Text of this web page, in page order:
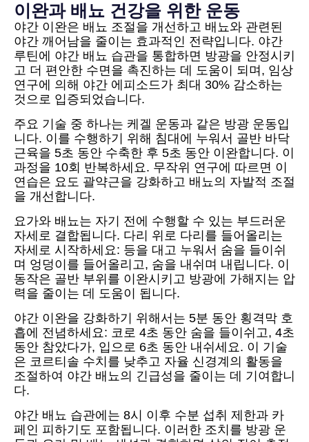
이완과 배뇨 건강을 위한 운동
야간 이완은 배뇨 조절을 개선하고 배뇨와 관련된
야간 깨어남을 줄이는 효과적인 전략입니다. 야간
루틴에 야간 배뇨 습관을 통합하면 방광을 안정시키
고 더 편안한 수면을 촉진하는 데 도움이 되며, 임상
연구에 의해 야간 에피소드가 최대 30% 감소하는
것으로 입증되었습니다.
주요 기술 중 하나는 케겔 운동과 같은 방광 운동입
니다. 이를 수행하기 위해 침대에 누워서 골반 바닥
근육을 5초 동안 수축한 후 5초 동안 이완합니다. 이
과정을 10회 반복하세요. 무작위 연구에 따르면 이
연습은 요도 괄약근을 강화하고 배뇨의 자발적 조절
을 개선합니다.
요가와 배뇨는 자기 전에 수행할 수 있는 부드러운
자세로 결합됩니다. 다리 위로 다리를 들어올리는
자세로 시작하세요: 등을 대고 누워서 숨을 들이쉬
며 엉덩이를 들어올리고, 숨을 내쉬며 내립니다. 이
동작은 골반 부위를 이완시키고 방광에 가해지는 압
력을 줄이는 데 도움이 됩니다.
야간 이완을 강화하기 위해서는 5분 동안 횡격막 호
흡에 전념하세요: 코로 4초 동안 숨을 들이쉬고, 4초
동안 참았다가, 입으로 6초 동안 내쉬세요. 이 기술
은 코르티솔 수치를 낮추고 자율 신경계의 활동을
조절하여 야간 배뇨의 긴급성을 줄이는 데 기여합니
다.
야간 배뇨 습관에는 8시 이후 수분 섭취 제한과 카
페인 피하기도 포함됩니다. 이러한 조치를 방광 운